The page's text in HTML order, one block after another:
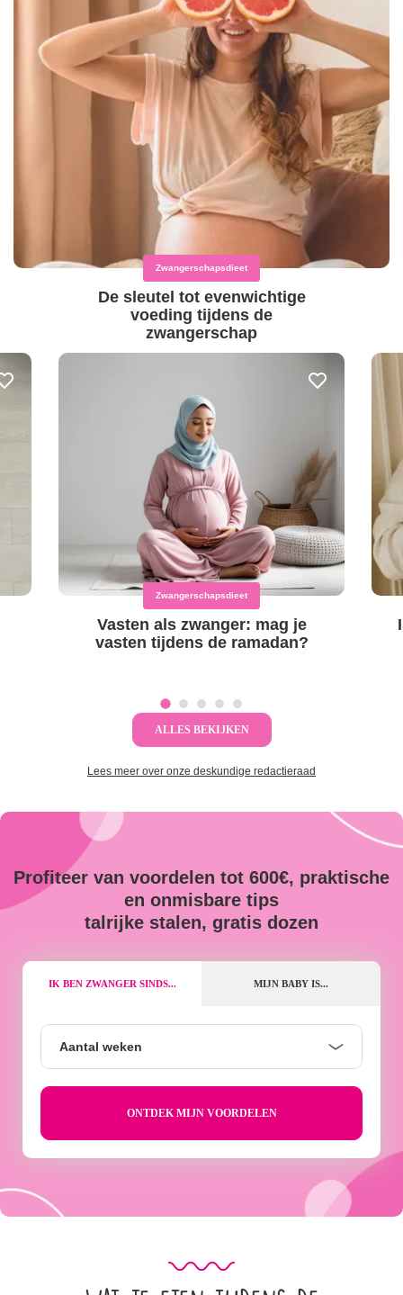
Zwangerschapsdieet
De sleutel tot evenwichtige
voeding tijdens de
zwangerschap
Zwangerschapsdieet
Vasten als zwanger: mag je
vasten tijdens de ramadan?
ALLES BEKIJKEN
Lees meer over onze deskundige redactieraad
Profiteer van voordelen tot 600€, praktische
en onmisbare tips
talrijke stalen, gratis dozen
IK BEN ZWANGER SINDS... MIJN BABY IS...
Aantal weken